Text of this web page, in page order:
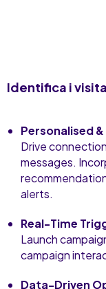
Identifica i
Personalised
Drive
messages.
alerts.
Real-Time
Launch
campaign
Data-Driven